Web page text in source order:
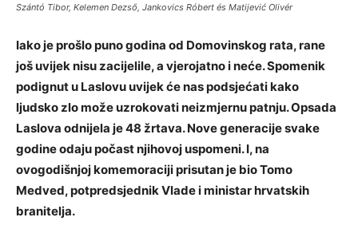
Szántó Tibor, Kelemen Dezső, Jankovics Róbert és Matijević Olivér
Iako je prošlo puno godina od Domovinskog rata, rane
još uvijek nisu zacijelile, a vjerojatno i neće. Spomenik
podignut u Laslovu uvijek će nas podsjećati kako
ljudsko zlo može uzrokovati neizmjernu patnju. Opsada
Laslova odnijela je 48 žrtava. Nove generacije svake
godine odaju počast njihovoj uspomeni. I, na
ovogodišnjoj komemoraciji prisutan je bio Tomo
Medved, potpredsjednik Vlade i ministar hrvatskih
branitelja.